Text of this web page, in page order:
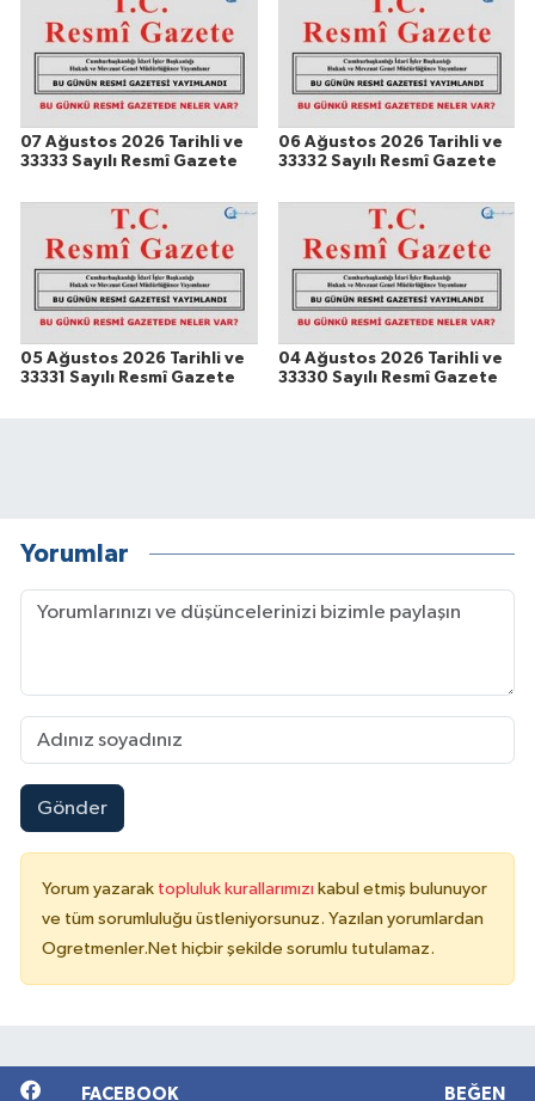
07 Ağustos 2026 Tarihli ve
33333 Sayılı Resmî Gazete
06 Ağustos 2026 Tarihli ve
33332 Sayılı Resmî Gazete
05 Ağustos 2026 Tarihli ve
33331 Sayılı Resmî Gazete
04 Ağustos 2026 Tarihli ve
33330 Sayılı Resmî Gazete
Yorumlar
Gönder
Yorum yazarak topluluk kurallarımızı kabul etmiş bulunuyor
ve tüm sorumluluğu üstleniyorsunuz. Yazılan yorumlardan
Ogretmenler.Net hiçbir şekilde sorumlu tutulamaz.
FACEBOOK BEĞEN